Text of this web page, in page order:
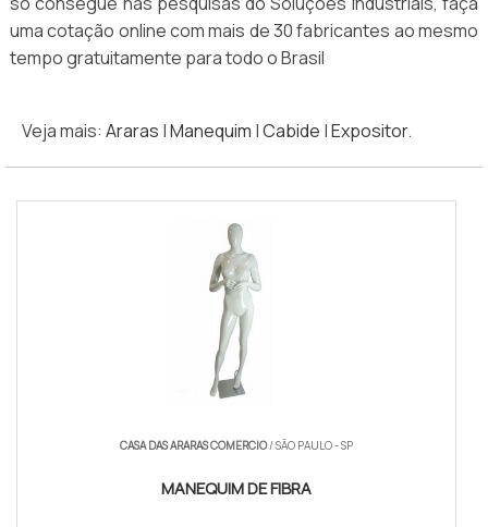
uma cotação online com mais de 30 fabricantes ao mesmo
tempo gratuitamente para todo o Brasil
Veja mais: Araras |Manequim |Cabide |Expositor.
CASA DAS ARARAS COMERCIO/ SÃO PAULO - SP
MANEQUIM DE FIBRA